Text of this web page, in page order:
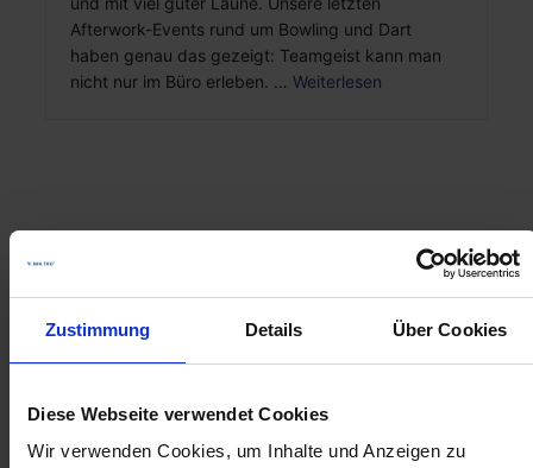
Zustimmung Details Über Cookies
Diese Webseite verwendet Cookies
Wir verwenden Cookies, um Inhalte und Anzeigen zu
Afterwork-Events rund um Bowling und Dart
haben genau das gezeigt: Teamgeist kann man
nicht nur im Büro erleben. … Weiterlesen